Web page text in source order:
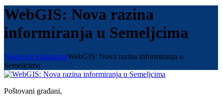
WebGIS: Nova razina
informiranja u Semeljcima
NaslovnicaIstaknutoWebGIS: Nova razina informiranja u
Semeljcima
Poštovani građani,